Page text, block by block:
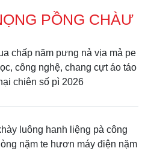
PỒNG CHÀƯ
chấp năm pưng nả vịa mả pe
công nghệ, chang cựt áo táo
chiên số pì 2026
luông hanh liệng pà công
nặm te hươn máy điện nặm